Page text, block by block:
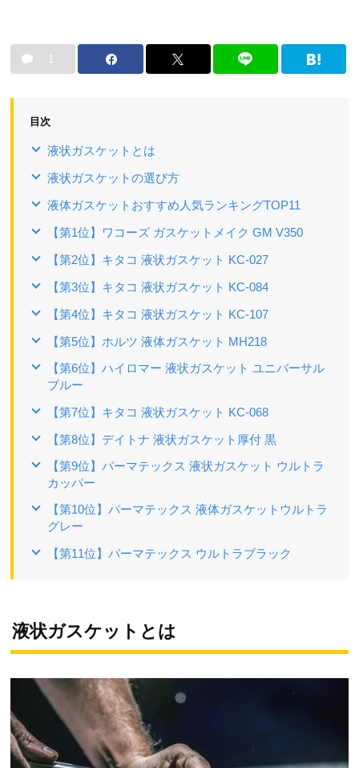
1
目次
液状ガスケットとは
液状ガスケットの選び方
液体ガスケットおすすめ人気ランキングTOP11
【第1位】ワコーズ ガスケットメイク GM V350
【第2位】キタコ 液状ガスケット KC-027
【第3位】キタコ 液状ガスケット KC-084
【第4位】キタコ 液状ガスケット KC-107
【第5位】ホルツ 液体ガスケット MH218
【第6位】ハイロマー 液状ガスケット ユニバーサル
ブルー
【第7位】キタコ 液状ガスケット KC-068
【第8位】デイトナ 液状ガスケット厚付 黒
【第9位】パーマテックス 液状ガスケット ウルトラ
カッパー
【第10位】パーマテックス 液体ガスケットウルトラ
グレー
【第11位】パーマテックス ウルトラブラック
液状ガスケットとは